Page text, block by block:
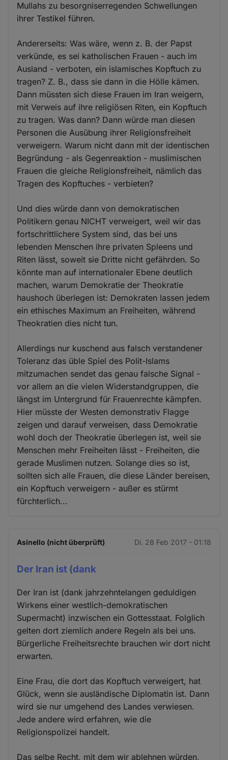
Mullahs zu besorgniserregenden Schwellungen
ihrer Testikel führen.
Andererseits: Was wäre, wenn z. B. der Papst
verkünde, es sei katholischen Frauen - auch im
Ausland - verboten, ein islamisches Kopftuch zu
tragen? Z. B., dass sie dann in die Hölle kämen.
Dann müssten sich diese Frauen im Iran weigern,
mit Verweis auf ihre religiösen Riten, ein Kopftuch
zu tragen. Was dann? Dann würde man diesen
Personen die Ausübung ihrer Religionsfreiheit
verweigern. Warum nicht dann mit der identischen
Begründung - als Gegenreaktion - muslimischen
Frauen die gleiche Religionsfreiheit, nämlich das
Tragen des Kopftuches - verbieten?
Und dies würde dann von demokratischen
Politikern genau NICHT verweigert, weil wir das
fortschrittlichere System sind, das bei uns
lebenden Menschen ihre privaten Spleens und
Riten lässt, soweit sie Dritte nicht gefährden. So
könnte man auf internationaler Ebene deutlich
machen, warum Demokratie der Theokratie
haushoch überlegen ist: Demokraten lassen jedem
ein ethisches Maximum an Freiheiten, während
Theokratien dies nicht tun.
Allerdings nur kuschend aus falsch verstandener
Toleranz das üble Spiel des Polit-Islams
mitzumachen sendet das genau falsche Signal -
vor allem an die vielen Widerstandgruppen, die
längst im Untergrund für Frauenrechte kämpfen.
Hier müsste der Westen demonstrativ Flagge
zeigen und darauf verweisen, dass Demokratie
wohl doch der Theokratie überlegen ist, weil sie
Menschen mehr Freiheiten lässt - Freiheiten, die
gerade Muslimen nutzen. Solange dies so ist,
sollten sich alle Frauen, die diese Länder bereisen,
ein Kopftuch verweigern - außer es stürmt
fürchterlich...
Asinello (nicht überprüft) Di. 28 Feb 2017 - 01:18
Der Iran ist (dank
Der Iran ist (dank jahrzehntelangen geduldigen
Wirkens einer westlich-demokratischen
Supermacht) inzwischen ein Gottesstaat. Folglich
gelten dort ziemlich andere Regeln als bei uns.
Bürgerliche Freiheitsrechte brauchen wir dort nicht
erwarten.
Eine Frau, die dort das Kopftuch verweigert, hat
Glück, wenn sie ausländische Diplomatin ist. Dann
wird sie nur umgehend des Landes verwiesen.
Jede andere wird erfahren, wie die
Religionspolizei handelt.
Das selbe Recht, mit dem wir ablehnen würden,